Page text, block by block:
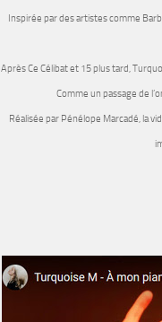
Inspirée par des artistes comme
AprèsCe Célibatet 15 plus tard,
Comme un passage de
Réalisée par Pénélope Marcadé, la